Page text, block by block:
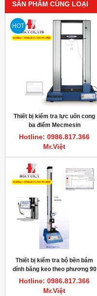
SẢN PHẨM CÙNG LOẠI
HOT
Thiết bị kiểm tra lực uốn cong
ba điểm Mecmesin
Hotline: 0986.817.366
Mr.Việt
Thiết bị kiểm tra bộ bền bám
dính băng keo theo phương 90
độ FINAT 2 Mecmesin
Hotline: 0986.817.366
Mr.Việt